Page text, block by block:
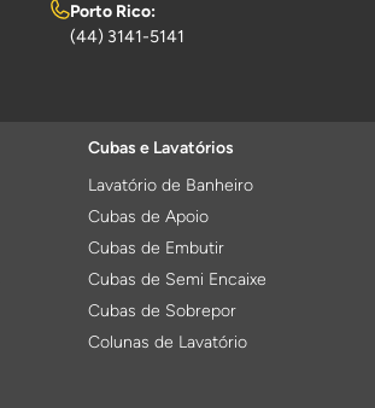
Porto Rico:
(44) 3141-5141
Cubas e Lavatórios
Lavatório de Banheiro
Cubas de Apoio
Cubas de Embutir
Cubas de Semi Encaixe
Cubas de Sobrepor
Colunas de Lavatório